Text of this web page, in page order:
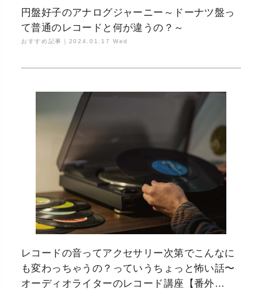
円盤好子のアナログジャーニー～ドーナツ盤っ
て普通のレコードと何が違うの？～
おすすめ記事｜ 2024.01.17 Wed
レコードの音ってアクセサリー次第でこんなに
も変わっちゃうの？っていうちょっと怖い話〜
オーディオライターのレコード講座【番外